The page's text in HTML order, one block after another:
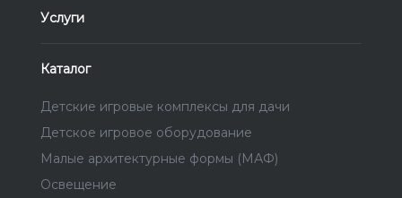
Услуги
Каталог
Детские игровые комплексы для дачи
Детское игровое оборудование
Малые архитектурные формы (МАФ)
Освещение